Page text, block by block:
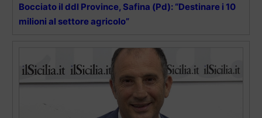
Bocciato il ddl Province, Safina (Pd): “Destinare i 10
milioni al settore agricolo”